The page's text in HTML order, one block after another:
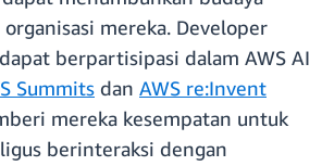
mereka. Developer
berpartisipasi dalam AWS AI
Summits dan AWS re:Invent
mereka kesempatan untuk
berinteraksi dengan